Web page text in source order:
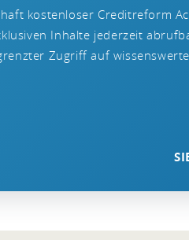
kostenloser Creditreform
Inhalte jederzeit
Zugriff auf